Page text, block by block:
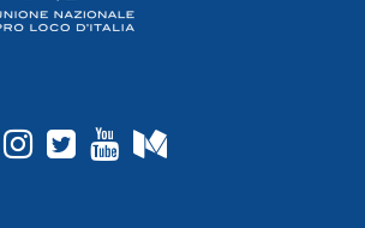
fab fa-facebook-square
fab fa-instagram
fab fa-twitter-square
fab fa-youtube